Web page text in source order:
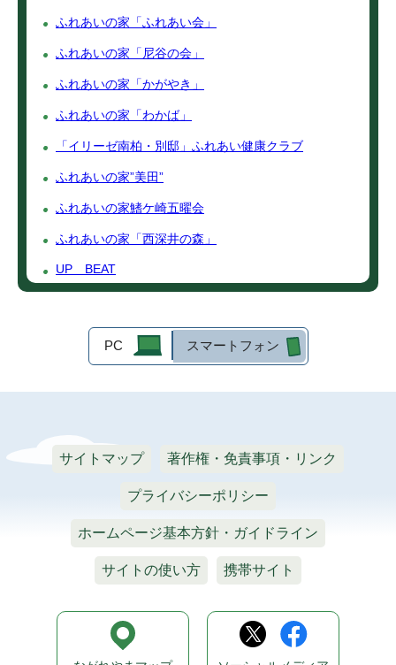
ふれあいの家「ふれあい会」
ふれあいの家「尼谷の会」
ふれあいの家「かがやき」
ふれあいの家「わかば」
「イリーゼ南柏・別邸」ふれあい健康クラブ
ふれあいの家”美田”
ふれあいの家鰭ケ崎五曜会
ふれあいの家「西深井の森」
UP BEAT
PC スマートフォン
サイトマップ 著作権・免責事項・リンク
プライバシーポリシー
ホームページ基本方針・ガイドライン
サイトの使い方 携帯サイト